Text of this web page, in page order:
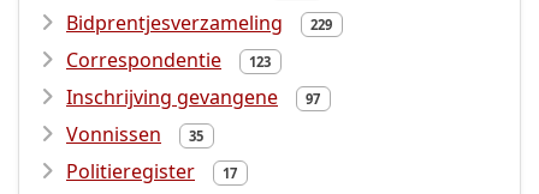
Bidprentjesverzameling 229
Correspondentie 123
Inschrijving gevangene 97
Vonnissen 35
Politieregister 17